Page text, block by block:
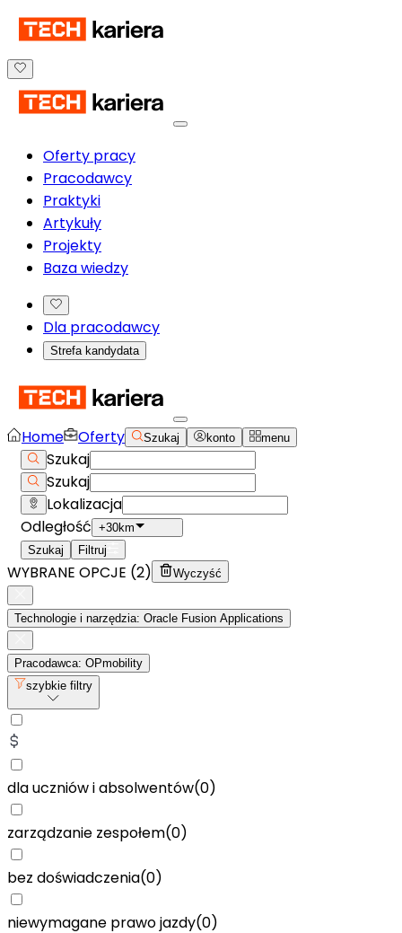
Oferty pracy
Pracodawcy
Praktyki
Artykuły
Projekty
Baza wiedzy
Dla pracodawcy
Strefa kandydata
Home Oferty Szukaj konto menu
Szukaj
Szukaj
Lokalizacja
Odległość +30km
Szukaj
Filtruj
WYBRANE OPCJE (2) Wyczyść
Technologie i narzędzia: Oracle Fusion Applications
Pracodawca: OPmobility
szybkie filtry
dla uczniów i absolwentów(0)
zarządzanie zespołem(0)
bez doświadczenia(0)
niewymagane prawo jazdy(0)